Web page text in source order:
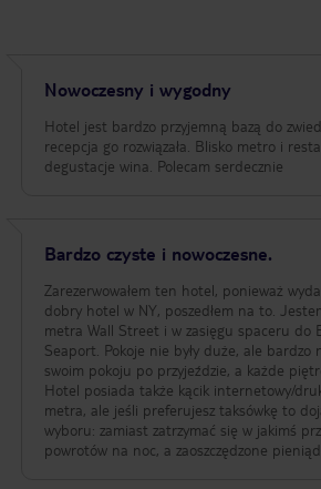
Nowoczesny i wygodny
Hotel jest bardzo przyjemną bazą do
recepcja go rozwiązała. Blisko metro i
degustacje wina. Polecam serdecznie
Bardzo czyste i nowoczesne.
Zarezerwowałem ten hotel, ponieważ
dobry hotel w NY, poszedłem na to.
metra Wall Street i w zasięgu spaceru
Seaport. Pokoje nie były duże, ale bardzo
swoim pokoju po przyjeździe, a każde
Hotel posiada także kącik internetowy/
metra, ale jeśli preferujesz taksówkę to
wyboru: zamiast zatrzymać się w jakimś
powrotów na noc, a zaoszczędzone